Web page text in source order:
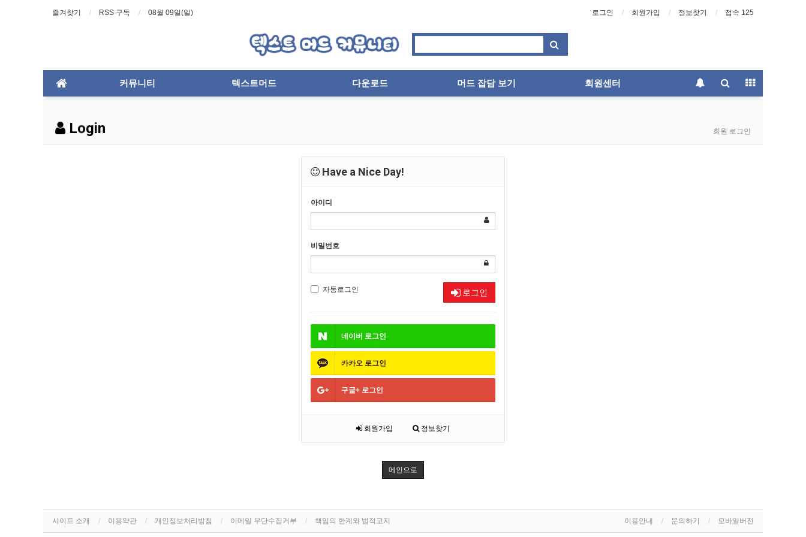
즐겨찾기 RSS 구독 08월 09일(일) 로그인 회원가입 정보찾기 접속 125
커뮤니티 텍스트머드 다운로드 머드 잡담 보기 회원센터
Login 회원 로그인
Have a Nice Day!
아이디
비밀번호
자동로그인 로그인
네이버 로그인
카카오 로그인
구글+ 로그인
회원가입 정보찾기
메인으로
사이트 소개 이용약관 개인정보처리방침 이메일 무단수집거부 책임의 한계와 법적고지 이용안내 문의하기 모바일버전